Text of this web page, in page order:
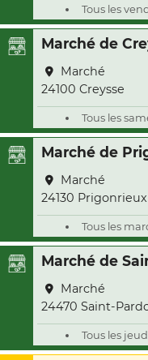
Tous les
Marché de
Marché
24100 Creysse
Tous les
Marché de
Marché
24130 Prigonrieux
Tous les
Marché de
Marché
24470 Saint-
Tous les